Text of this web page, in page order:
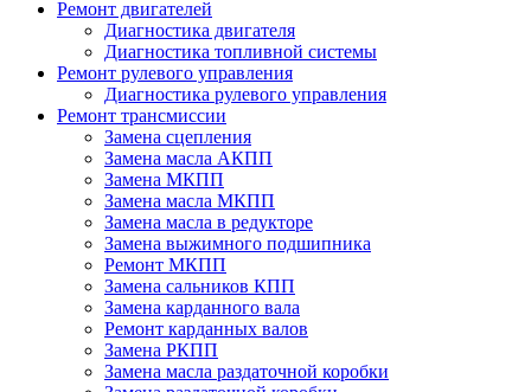
Ремонт двигателей
Диагностика двигателя
Диагностика топливной системы
Ремонт рулевого управления
Диагностика рулевого управления
Ремонт трансмиссии
Замена сцепления
Замена масла АКПП
Замена МКПП
Замена масла МКПП
Замена масла в редукторе
Замена выжимного подшипника
Ремонт МКПП
Замена сальников КПП
Замена карданного вала
Ремонт карданных валов
Замена РКПП
Замена масла раздаточной коробки